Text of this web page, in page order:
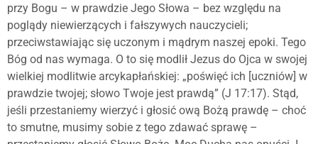
przy Bogu – w prawdzie Jego Słowa – bez względu na
poglądy niewierzących i fałszywych nauczycieli;
przeciwstawiając się uczonym i mądrym naszej epoki. Tego
Bóg od nas wymaga. O to się modlił Jezus do Ojca w swojej
wielkiej modlitwie arcykapłańskiej: „poświęć ich [uczniów] w
prawdzie twojej; słowo Twoje jest prawdą” (J 17:17). Stąd,
jeśli przestaniemy wierzyć i głosić ową Bożą prawdę – choć
to smutne, musimy sobie z tego zdawać sprawę –